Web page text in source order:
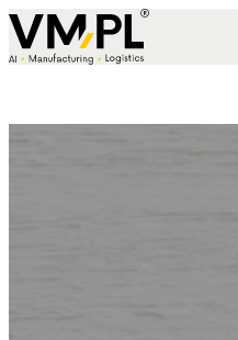
Skip to content